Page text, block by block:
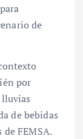
de
por
de bebidas
FEMSA.